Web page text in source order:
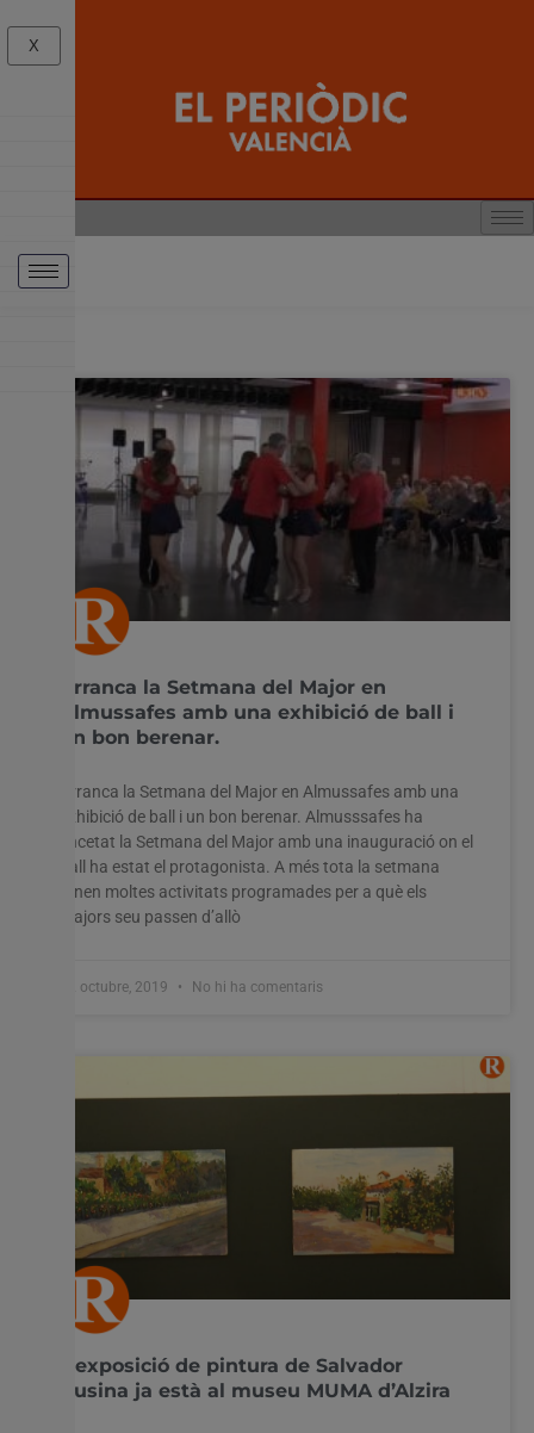
Arranca la Setmana del Major en
Almussafes amb una exhibició de ball i
un bon berenar.
Arranca la Setmana del Major en Almussafes amb una
exhibició de ball i un bon berenar. Almusssafes ha
encetat la Setmana del Major amb una inauguració on el
ball ha estat el protagonista. A més tota la setmana
tenen moltes activitats programades per a què els
majors seu passen d’allò
22 octubre, 2019 No hi ha comentaris
L’exposició de pintura de Salvador
Ausina ja està al museu MUMA d’Alzira